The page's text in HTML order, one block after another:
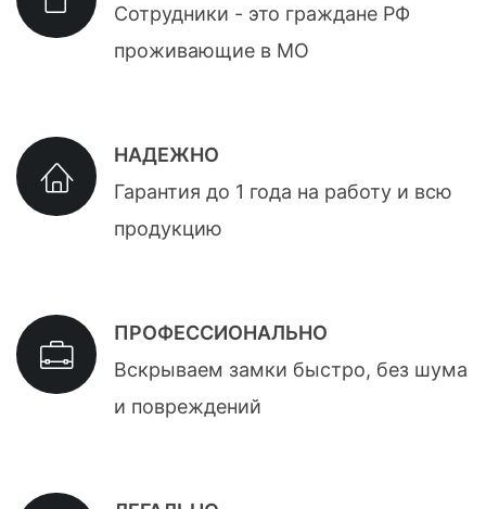
Сотрудники - это граждане РФ
проживающие в МО
НАДЕЖНО
Гарантия до 1 года на работу и всю
продукцию
ПРОФЕССИОНАЛЬНО
Вскрываем замки быстро, без шума
и повреждений